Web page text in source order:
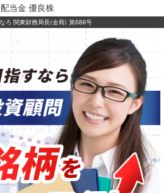
配当金 優良株